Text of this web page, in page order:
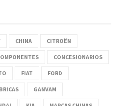
CHINA CITROËN
CONCESIONARIOS
FIAT FORD
GANVAM